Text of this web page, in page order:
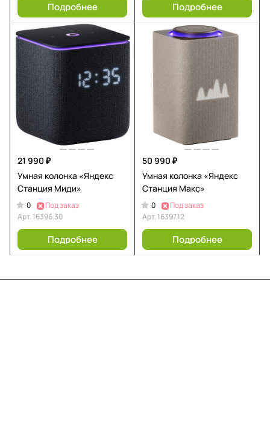
Подробнее Подробнее
21 990 ₽
Умная колонка «Яндекс
Станция Миди»
0
Под заказ
Арт. 16396.30
Подробнее
50 990 ₽
Умная колонка «Яндекс
Станция Макс»
0
Под заказ
Арт. 16397.12
Подробнее